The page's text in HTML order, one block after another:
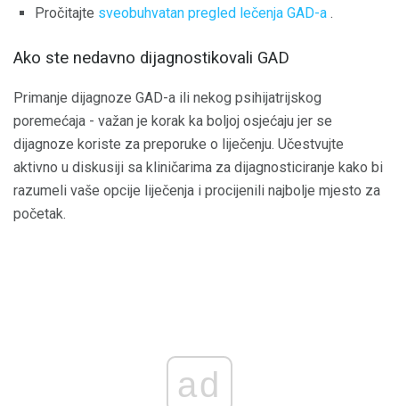
Pročitajte sveobuhvatan pregled lečenja GAD-a .
Ako ste nedavno dijagnostikovali GAD
Primanje dijagnoze GAD-a ili nekog psihijatrijskog
poremećaja - važan je korak ka boljoj osjećaju jer se
dijagnoze koriste za preporuke o liječenju. Učestvujte
aktivno u diskusiji sa kliničarima za dijagnosticiranje kako bi
razumeli vaše opcije liječenja i procijenili najbolje mjesto za
početak.
ad